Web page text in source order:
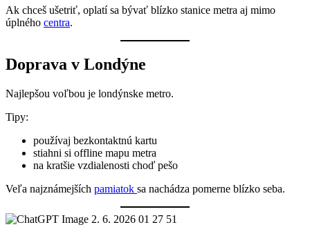
Ak chceš ušetriť, oplatí sa bývať blízko stanice metra aj mimo
úplného centra.
Doprava v Londýne
Najlepšou voľbou je londýnske metro.
Tipy:
používaj bezkontaktnú kartu
stiahni si offline mapu metra
na kratšie vzdialenosti choď pešo
Veľa najznámejších pamiatok sa nachádza pomerne blízko seba.